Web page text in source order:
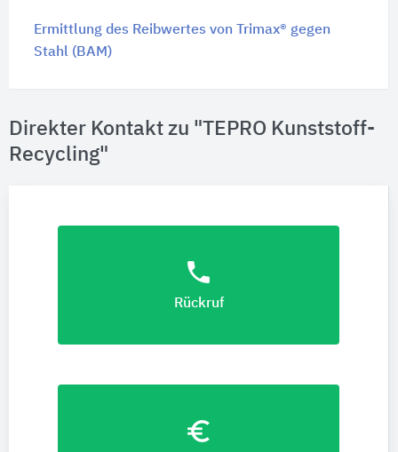
Ermittlung des Reibwertes von Trimax® gegen
Stahl (BAM)
Direkter Kontakt zu "TEPRO Kunststoff-
Recycling"
phone
Rückruf
euro_symbol